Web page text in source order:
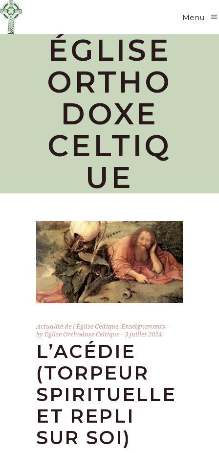
Menu
ÉGLISE
ORTHO
DOXE
CELTIQ
UE
Actualité de l'Église Celtique, Enseignements
byÉglise Orthodoxe Celtique 3 juillet 2024
L’ACÉDIE
(TORPEUR
SPIRITUELLE
ET REPLI
SUR SOI)